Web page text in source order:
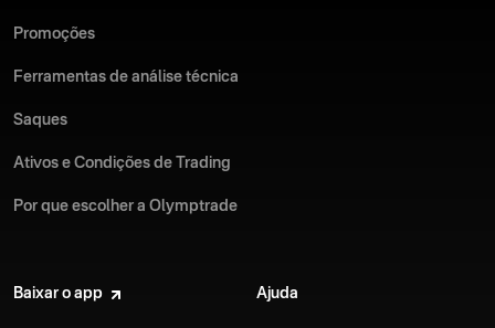
Promoções
Ferramentas de análise técnica
Saques
Ativos e Condições de Trading
Por que escolher a Olymptrade
Baixar o app Ajuda